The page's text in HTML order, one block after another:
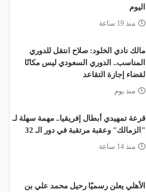
اليوم
منذ 19 ساعة
مالك نادي الخلود: صلاح انتقل للدوري
المناسب.. الدوري السعودي ليس مكانًا
لقضاء إجازة التقاعد
منذ يوم
قرعة تمهيدي أبطال إفريقيا.. مهمة سهلة لـ
"الزمالك" وعقبة مرتقبة في دور الـ 32
منذ 14 ساعة
الأهلي يعلن رسميًا رحيل محمد علي بن